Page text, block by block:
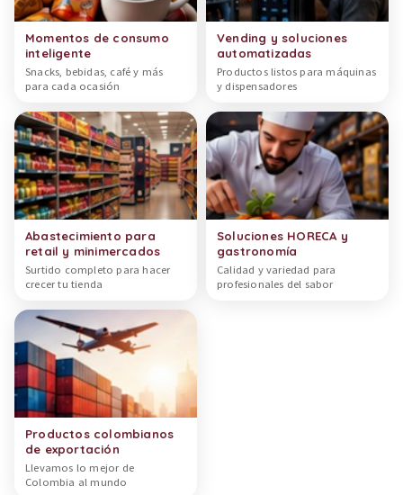
Momentos de consumo
inteligente
Snacks, bebidas, café y más
para cada ocasión
Vending y soluciones
automatizadas
Productos listos para máquinas
y dispensadores
Abastecimiento para
retail y minimercados
Surtido completo para hacer
crecer tu tienda
Soluciones HORECA y
gastronomía
Calidad y variedad para
profesionales del sabor
Productos colombianos
de exportación
Llevamos lo mejor de
Colombia al mundo